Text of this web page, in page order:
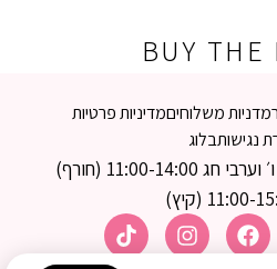
BUY THE
מדניות משלוחיםמדיניות פרטיות
נגישותבלוג
א׳-ה 11:00-20:00 ו׳ וערבי חג 11:00-14:00 (חורף)
15:00 (קיץ)